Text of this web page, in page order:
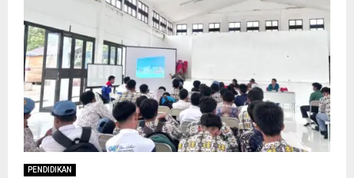
PENDIDIKAN